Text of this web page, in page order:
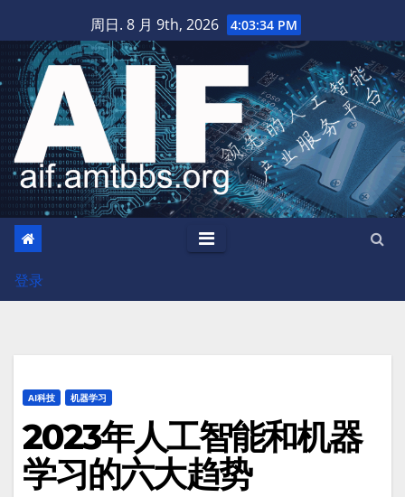
至
内
容
周日. 8 月 9th, 2026 4:03:35 PM
登录
AI科技 机器学习
2023年人工智能和机器
学习的六大趋势